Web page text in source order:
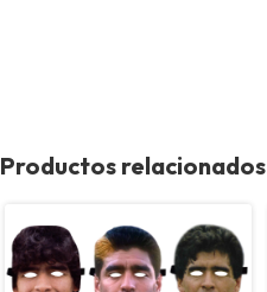
Productos relacionados